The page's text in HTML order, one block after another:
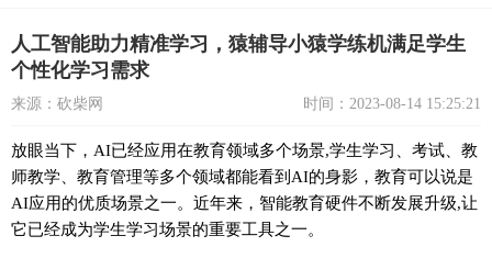
人工智能助力精准学习，猿辅导小猿学练机满足学生
个性化学习需求
来源：砍柴网 时间：2023-08-14 15:25:21
放眼当下，AI已经应用在教育领域多个场景,学生学习、考试、教
师教学、教育管理等多个领域都能看到AI的身影，教育可以说是
AI应用的优质场景之一。近年来，智能教育硬件不断发展升级,让
它已经成为学生学习场景的重要工具之一。